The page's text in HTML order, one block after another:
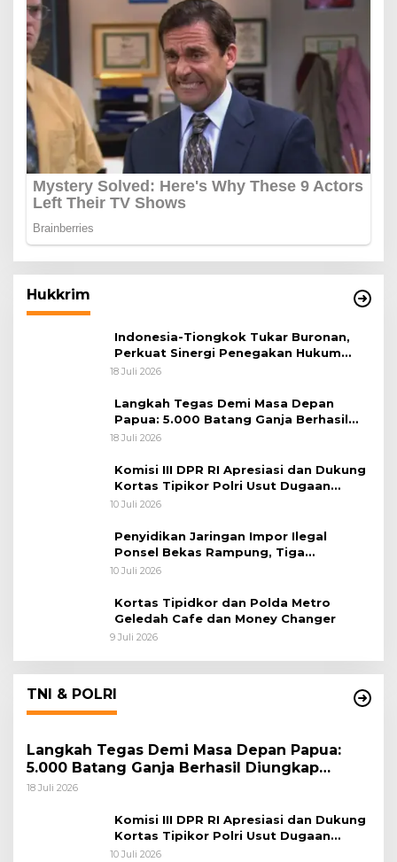
Hukkrim
Indonesia-Tiongkok Tukar Buronan,
Perkuat Sinergi Penegakan Hukum
Lintas Negara
18 Juli 2026
Langkah Tegas Demi Masa Depan
Papua: 5.000 Batang Ganja Berhasil
Diungkap Koops TNI Habema
18 Juli 2026
Komisi III DPR RI Apresiasi dan Dukung
Kortas Tipikor Polri Usut Dugaan
Korupsi Batu Bara
10 Juli 2026
Penyidikan Jaringan Impor Ilegal
Ponsel Bekas Rampung, Tiga
Tersangka Sudah P-21 dan Satu Buron
10 Juli 2026
Kortas Tipidkor dan Polda Metro
Geledah Cafe dan Money Changer
9 Juli 2026
TNI & POLRI
Langkah Tegas Demi Masa Depan Papua:
5.000 Batang Ganja Berhasil Diungkap
Koops TNI Habema
18 Juli 2026
Komisi III DPR RI Apresiasi dan Dukung
Kortas Tipikor Polri Usut Dugaan
Korupsi Batu Bara
10 Juli 2026